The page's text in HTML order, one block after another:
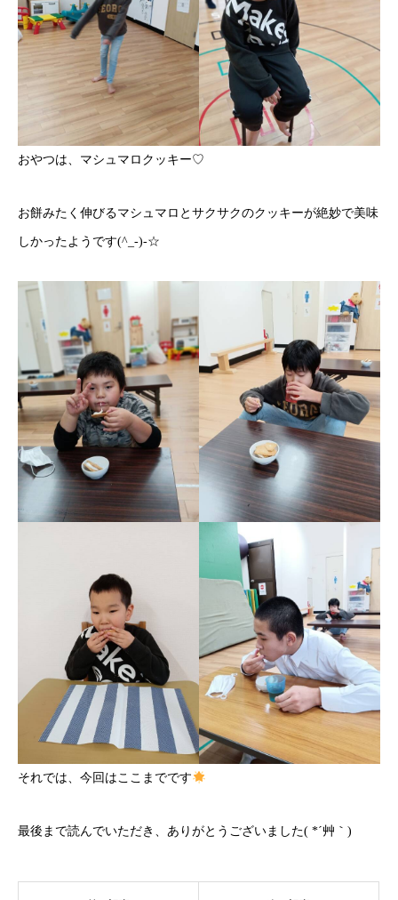
おやつは、マシュマロクッキー♡
お餅みたく伸びるマシュマロとサクサクのクッキーが絶妙で美味
しかったようです(^_-)-☆
それでは、今回はここまでです
最後まで読んでいただき、ありがとうございました( *´艸｀)